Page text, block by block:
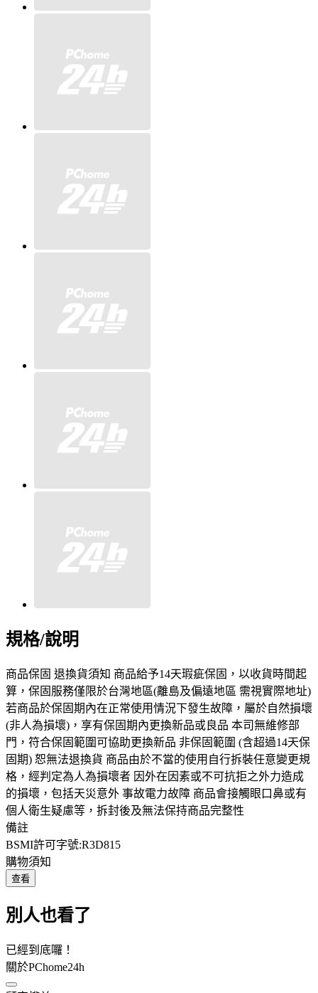
規格/說明
商品保固 退換貨須知 商品給予14天瑕疵保固，以收貨時間起
算，保固服務僅限於台灣地區(離島及偏遠地區 需視實際地址)
若商品於保固期內在正常使用情況下發生故障，屬於自然損壞
(非人為損壞)，享有保固期內更換新品或良品 本司無維修部
門，符合保固範圍可協助更換新品 非保固範圍 (含超過14天保
固期) 恕無法退換貨 商品由於不當的使用自行拆裝任意變更規
格，經判定為人為損壞者 因外在因素或不可抗拒之外力造成
的損壞，包括天災意外 事故電力故障 商品會接觸眼口鼻或有
個人衛生疑慮等，拆封後及無法保持商品完整性
備註
BSMI許可字號:R3D815
購物須知
查看
別人也看了
已經到底囉！
關於PChome24h